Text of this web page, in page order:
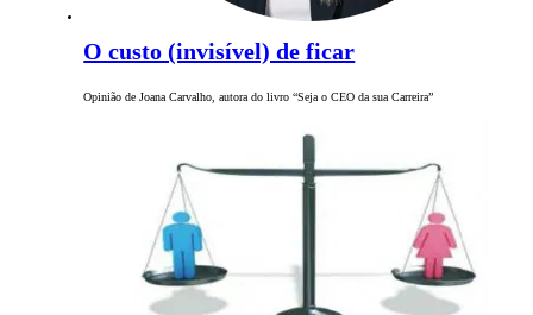
O custo (invisível) de ficar
Opinião de Joana Carvalho, autora do livro “Seja o CEO da sua Carreira”